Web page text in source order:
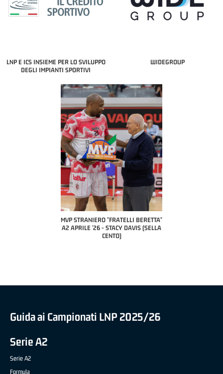
LNP E ICS INSIEME PER LO SVILUPPO
DEGLI IMPIANTI SPORTIVI
WIDEGROUP
MVP STRANIERO "FRATELLI BERETTA"
A2 APRILE '26 - STACY DAVIS (SELLA
MVP "FRATELLI BERETTA" SAMUEL
DILAS B NAZIONALE APRILE '26 -
MARCO RESTELLI (TAV TREVIGLIO
Guida ai Campionati LNP 2025/26
Serie A2
Serie A2
Formula